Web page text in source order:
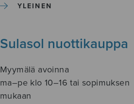
YLEINEN
Sulasol nuottikauppa
Myymälä avoinna
ma–pe klo 10–16 tai sopimuksen
mukaan